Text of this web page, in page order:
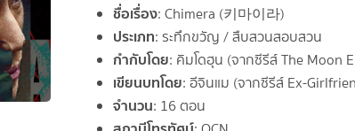
ชื่อเรื่อง: Chimera (키마이라)
ประเภท: ระทึกขวัญ / สืบสวนสอบสวน
กำกับโดย: คิมโดฮุน (จากซีรีส์ The Moon
เขียนบทโดย: อีจินแม (จากซีรีส์ Ex-
จำนวน: 16 ตอน